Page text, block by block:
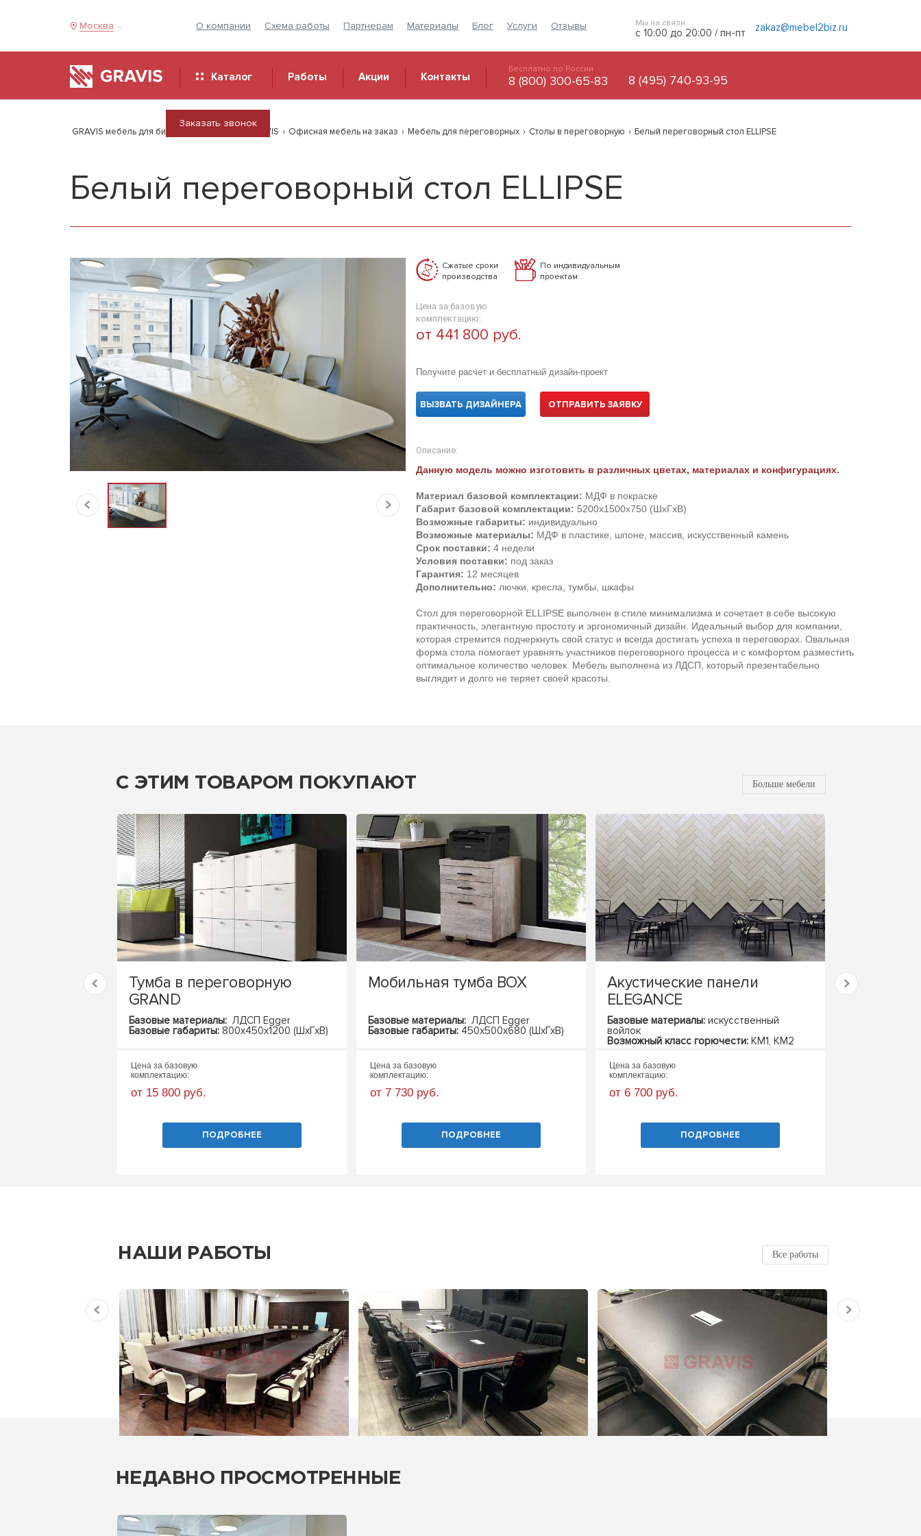
Москва О компании Схема работы Партнерам Материалы Блог Услуги Отзывы Мы на связи:
с 10:00 до 20:00 / пн-пт zakaz@mebel2biz.ru
Каталог Работы Акции Контакты
Бесплатно по России
8 (800) 300-65-83 8 (495) 740-93-95
Заказать звонок
GRAVIS мебель для бизнеса Продукция GRAVIS › Офисная мебель на заказ › Мебель для переговорных › Столы в переговорную › Белый переговорный стол ELLIPSE
Белый переговорный стол ELLIPSE
Сжатые сроки
производства
По индивидуальным
проектам
Цена за базовую
комплектацию:
от 441 800 руб.
Получите расчет и бесплатный дизайн-проект
ВЫЗВАТЬ ДИЗАЙНЕРА ОТПРАВИТЬ ЗАЯВКУ
Описание:
Данную модель можно изготовить в различных цветах, материалах и конфигурациях.
Материал базовой комплектации: МДФ в покраске
Габарит базовой комплектации: 5200х1500х750 (ШхГхВ)
Возможные габариты: индивидуально
Возможные материалы: МДФ в пластике, шпоне, массив, искусственный камень
Срок поставки: 4 недели
Условия поставки: под заказ
Гарантия: 12 месяцев
Дополнительно: лючки, кресла, тумбы, шкафы
Стол для переговорной ELLIPSE выполнен в стиле минимализма и сочетает в себе высокую
практичность, элегантную простоту и эргономичный дизайн. Идеальный выбор для компании,
которая стремится подчеркнуть свой статус и всегда достигать успеха в переговорах. Овальная
форма стола помогает уравнять участников переговорного процесса и с комфортом разместить
оптимальное количество человек. Мебель выполнена из ЛДСП, который презентабельно
выглядит и долго не теряет своей красоты.
С ЭТИМ ТОВАРОМ ПОКУПАЮТ Больше мебели
Тумба в переговорную
GRAND
Базовые материалы: ЛДСП Egger
Базовые габариты: 800х450х1200 (ШхГхВ)
Цена за базовую
комплектацию:
от 15 800 руб.
ПОДРОБНЕЕ
Мобильная тумба BOX
Базовые материалы: ЛДСП Egger
Базовые габариты:450х500х680 (ШхГхВ)
Цена за базовую
комплектацию:
от 7 730 руб.
ПОДРОБНЕЕ
Акустические панели
ELEGANCE
Базовые материалы:искусственный
войлок
Возможный класс горючести:КМ1, КМ2
Цена за базовую
комплектацию:
от 6 700 руб.
ПОДРОБНЕЕ
ECOZONE
НАШИ РАБОТЫ Все работы
НЕДАВНО ПРОСМОТРЕННЫЕ